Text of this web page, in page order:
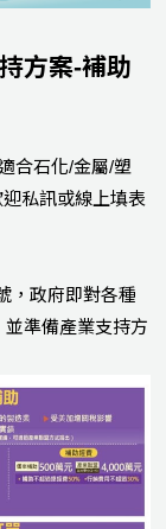
方案-補助
合石化/金屬/塑
私訊或線上填表
，政府即對各種
準備產業支持方